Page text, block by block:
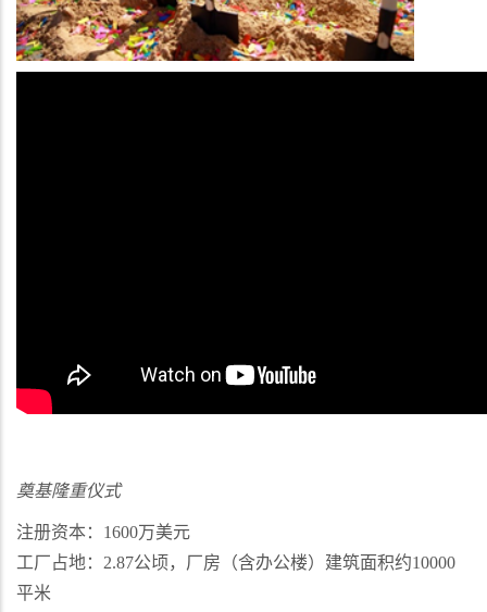
奠基隆重仪式
注册资本： 1600万美元
工厂占地： 2.87公顷，厂房（含办公楼）建筑面积约10000
平米